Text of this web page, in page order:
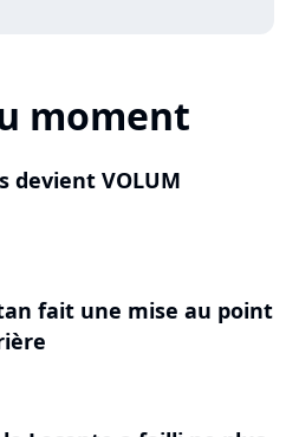
moment
devient VOLUM
fait une mise au point